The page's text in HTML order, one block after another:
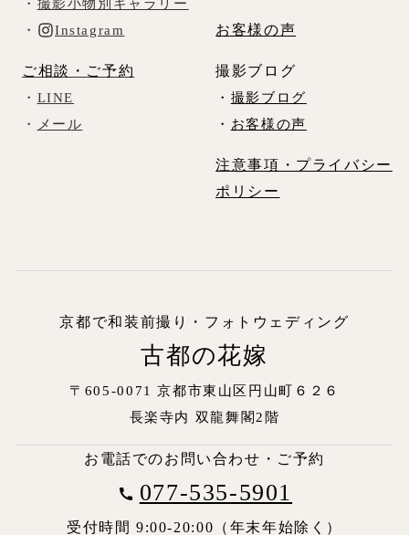
・ 撮影小物別ギャラリー
・
Instagram
ご相談・ご予約
・ LINE
・
メール
お客様の声
撮影ブログ
・ 撮影ブログ
・ お客様の声
注意事項・プライバシー
ポリシー
京都で和装前撮り・フォトウェディング
古都の花嫁
〒605-0071 京都市東山区円山町６２６
長楽寺内 双龍舞閣2階
お電話でのお問い合わせ・ご予約
077-535-5901
受付時間 9:00-20:00（年末年始除く）